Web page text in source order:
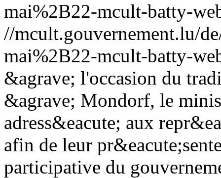
mai%2B22-mcult-batty-
//mcult.gouvernement.lu/
mai%2B22-mcult-batty-
&agrave; l'occasion du
&agrave; Mondorf, le
adress&eacute; aux
afin de leur
participative du